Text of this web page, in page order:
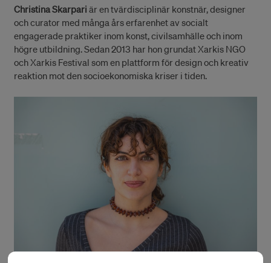
Christina Skarpari är en tvärdisciplinär konstnär, designer
och curator med många års erfarenhet av socialt
engagerade praktiker inom konst, civilsamhälle och inom
högre utbildning. Sedan 2013 har hon grundat Xarkis NGO
och Xarkis Festival som en plattform för design och kreativ
reaktion mot den socioekonomiska kriser i tiden.